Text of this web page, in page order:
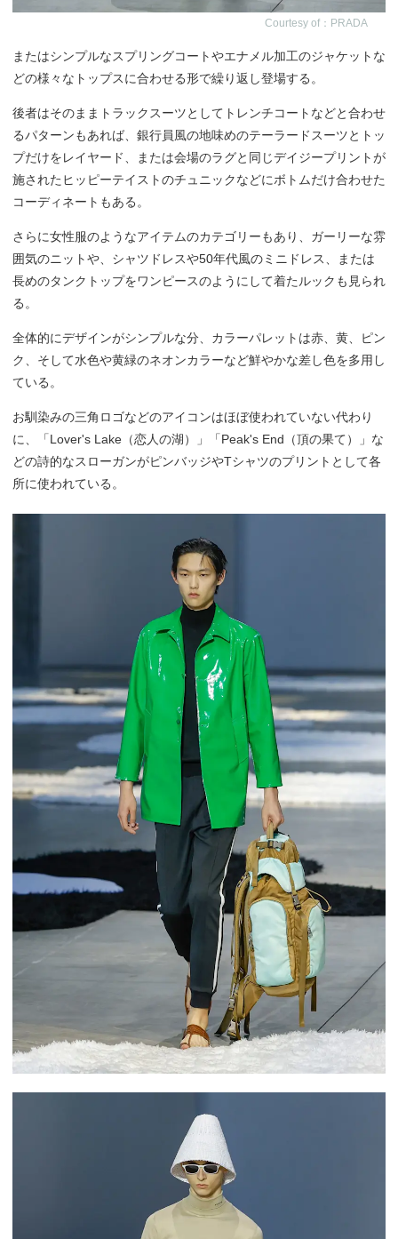
Courtesy of：PRADA
またはシンプルなスプリングコートやエナメル加工のジャケットな
どの様々なトップスに合わせる形で繰り返し登場する。
後者はそのままトラックスーツとしてトレンチコートなどと合わせ
るパターンもあれば、銀行員風の地味めのテーラードスーツとトッ
プだけをレイヤード、または会場のラグと同じデイジープリントが
施されたヒッピーテイストのチュニックなどにボトムだけ合わせた
コーディネートもある。
さらに女性服のようなアイテムのカテゴリーもあり、ガーリーな雰
囲気のニットや、シャツドレスや50年代風のミニドレス、または
長めのタンクトップをワンピースのようにして着たルックも見られ
る。
全体的にデザインがシンプルな分、カラーパレットは赤、黄、ピン
ク、そして水色や黄緑のネオンカラーなど鮮やかな差し色を多用し
ている。
お馴染みの三角ロゴなどのアイコンはほぼ使われていない代わり
に、「Lover's Lake（恋人の湖）」「Peak's End（頂の果て）」な
どの詩的なスローガンがピンバッジやTシャツのプリントとして各
所に使われている。